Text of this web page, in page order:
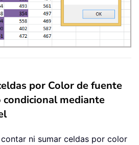
por Color de fuente
mediante
ni sumar celdas por color